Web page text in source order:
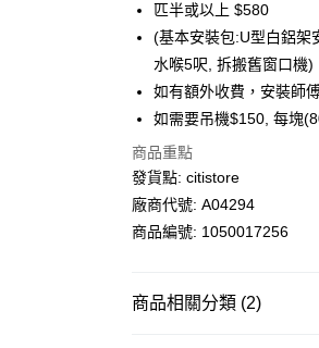
送貨方式
供應商送貨上門 (此產品會
免運費
匹半或以上 $580
(基本安裝包:U型白鋁架
水喉5呎, 拆搬舊窗口機)
如有額外收費，安裝師
如需要吊機$150, 每塊
商品重點
發貨點: citistore
廠商代號: A04294
商品編號: 1050017256
商品相關分類 (2)